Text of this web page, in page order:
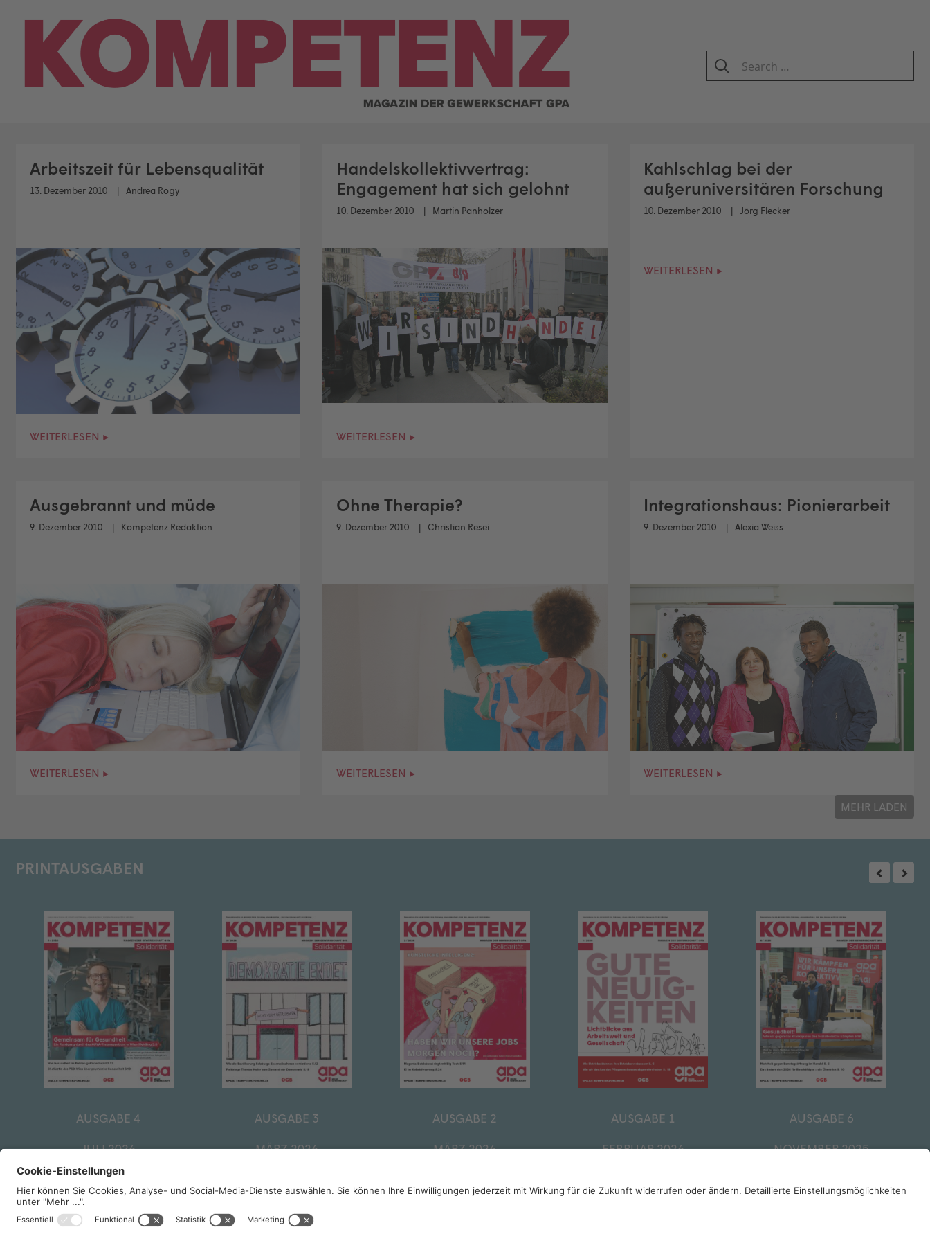
SEARCH
Search
for:
Arbeitszeit für Lebensqualität
13. Dezember 2010 Andrea Rogy
WEITERLESEN ▸
Handelskollektivvertrag:
Engagement hat sich gelohnt
10. Dezember 2010 Martin Panholzer
WEITERLESEN ▸
Kahlschlag bei der
außeruniversitären Forschung
10. Dezember 2010 Jörg Flecker
WEITERLESEN ▸
Ausgebrannt und müde
9. Dezember 2010 Kompetenz Redaktion
WEITERLESEN ▸
Ohne Therapie?
9. Dezember 2010 Christian Resei
WEITERLESEN ▸
Integrationshaus: Pionierarbeit
9. Dezember 2010 Alexia Weiss
WEITERLESEN ▸
MEHR LADEN
PRINTAUSGABEN
AUSGABE 4
JULI 2026
AUSGABE 3
MÄRZ 2026
AUSGABE 2
MÄRZ 2026
AUSGABE 1
FEBRUAR 2026
AUSGABE 6
NOVEMBER 2025